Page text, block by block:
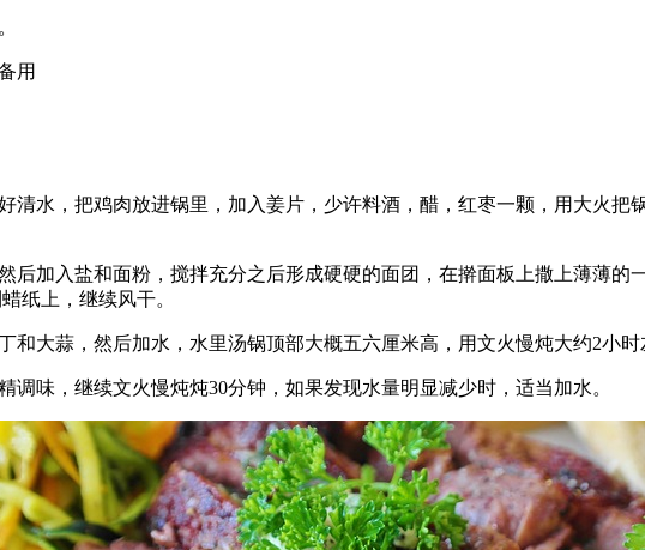
用
清水，把鸡肉放进锅里，加入姜片，少许料酒，醋，红枣一颗，用大火
后加入盐和面粉，搅拌充分之后形成硬硬的面团，在擀面板上撒上薄薄
纸上，继续风干。
和大蒜，然后加水，水里汤锅顶部大概五六厘米高，用文火慢炖大约2小
味，继续文火慢炖炖30分钟，如果发现水量明显减少时，适当加水。